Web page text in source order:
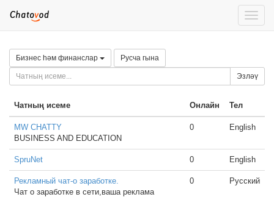
Toggle
Бизнес һәм финанслар Русча гына
Эзләү
Чатның исеме Онлайн Тел
MW CHATTY
BUSINESS AND EDUCATION
0 English
SpruNet 0 English
Рекламный чат-о заработке.
Чат о заработке в сети,ваша реклама
0 Русский